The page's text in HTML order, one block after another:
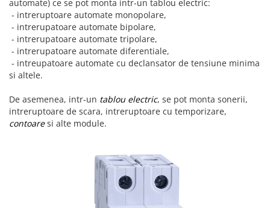
automate) ce se pot monta intr-un tablou electric:
- intreruptoare automate monopolare,
- intrerupatoare automate bipolare,
- intrerupatoare automate tripolare,
- intrerupatoare automate diferentiale,
- intreupatoare automate cu declansator de tensiune minima
si altele.
De asemenea, intr-un tablou electric, se pot monta sonerii,
intreruptoare de scara, intreruptoare cu temporizare,
contoaresi alte module.